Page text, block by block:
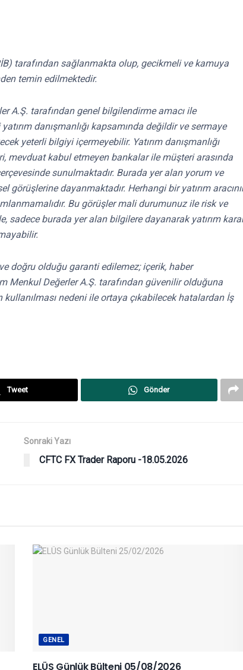
tarafından sağlanmakta olup, gecikmeli ve kamuya
temin edilmektedir.
A.Ş. tarafından genel bilgilendirme amacı ile
danışmanlığı kapsamında değildir ve sermaye
yeterli bilgiyi içermeyebilir. Yatırım danışmanlığı
mevduat kabul etmeyen bankalar ile müşteri arasında
sunulmaktadır. Burada yer alan yorum ve
görüşlerine dayanmaktadır. Herhangi bir yatırım
Bu görüşler mali durumunuz ile risk ve
burada yer alan bilgilere dayanarak yatırım
doğru olduğu garanti edilemez; içerik, haber
Menkul Değerler A.Ş. tarafından güvenilir olduğuna
kullanılması nedeni ile ortaya çıkabilecek hatalardan İş
Tweet Gönder
Sonraki Yazı
CFTC FX Trader Raporu -18.05.2026
GENEL
ELÜS Günlük Bülteni 05/08/2026